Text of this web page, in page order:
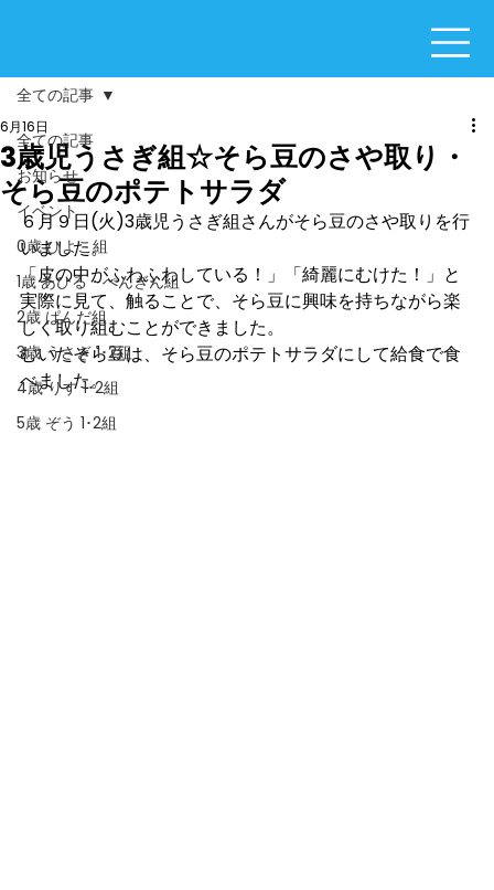
全ての記事
お知らせ
イベント
0歳 ひよこ組
1歳 あひる・ぺんぎん組
2歳 ぱんだ組
3歳 うさぎ 1･2組
4歳 りす 1･2組
5歳 ぞう 1･2組
全ての記事
3歳児うさぎ組☆そら豆のさや取り・
そら豆のポテトサラダ
6月16日
６月９日(火)3歳児うさぎ組さんがそら豆のさや取りを行
いました。
「皮の中がふわふわしている！」「綺麗にむけた！」と
実際に見て、触ることで、そら豆に興味を持ちながら楽
しく取り組むことができました。
むいたそら豆は、そら豆のポテトサラダにして給食で食
べました。